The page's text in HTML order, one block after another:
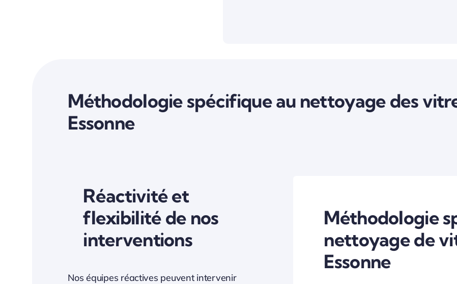
Méthodologie spécifique au nettoyage des
Essonne
Réactivité et
flexibilité de nos
interventions
Nos équipes réactives peuvent intervenir
Méthodologie
nettoyage de
Essonne